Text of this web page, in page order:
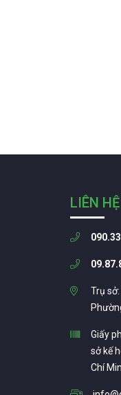
LIÊN HỆ
Trụ
Giấy
sở kế
Chí